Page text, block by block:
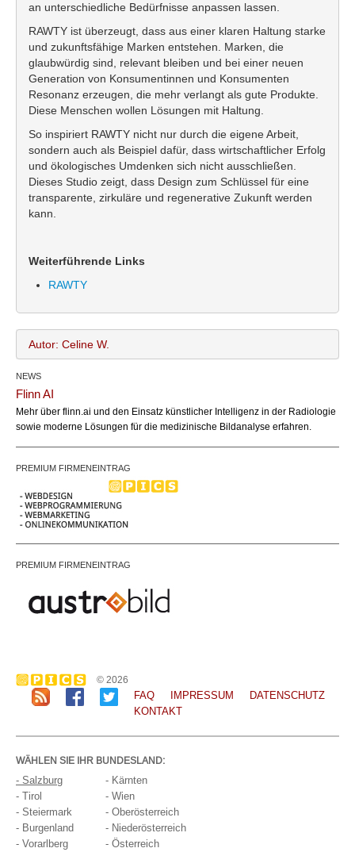
an unterschiedliche Bedürfnisse anpassen lassen.
RAWTY ist überzeugt, dass aus einer klaren Haltung starke
und zukunftsfähige Marken entstehen. Marken, die
glaubwürdig sind, relevant bleiben und bei einer neuen
Generation von Konsumentinnen und Konsumenten
Resonanz erzeugen, die mehr verlangt als gute Produkte.
Diese Menschen wollen Lösungen mit Haltung.
So inspiriert RAWTY nicht nur durch die eigene Arbeit,
sondern auch als Beispiel dafür, dass wirtschaftlicher Erfolg
und ökologisches Umdenken sich nicht ausschließen.
Dieses Studio zeigt, dass Design zum Schlüssel für eine
transparente, zirkuläre und regenerative Zukunft werden
kann.
Weiterführende Links
RAWTY
Autor: Celine W.
NEWS
Flinn AI
Mehr über flinn.ai und den Einsatz künstlicher Intelligenz in der Radiologie
sowie moderne Lösungen für die medizinische Bildanalyse erfahren.
PREMIUM FIRMENEINTRAG
PREMIUM FIRMENEINTRAG
© 2026
FAQ IMPRESSUM
DATENSCHUTZ
KONTAKT
WÄHLEN SIE IHR BUNDESLAND:
- Salzburg
- Tirol
- Steiermark
- Burgenland
- Vorarlberg
- Kärnten
- Wien
- Oberösterreich
- Niederösterreich
- Österreich